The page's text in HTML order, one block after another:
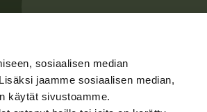
sosiaalisen median
jaamme sosiaalisen median,
käytät sivustoamme.